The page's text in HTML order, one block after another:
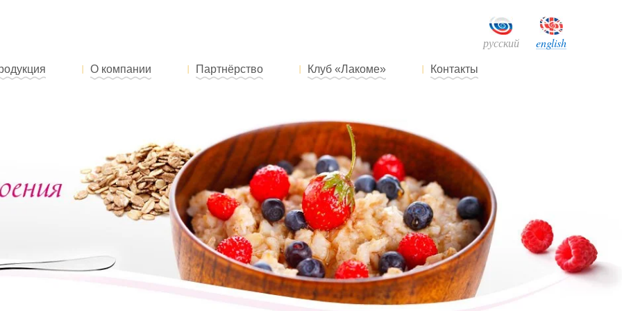
русский english
О компании Партнёрство Клуб «Лакоме» Контакты